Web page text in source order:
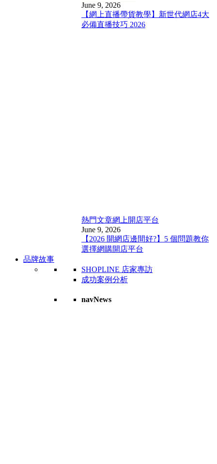
June 9, 2026
【網上直播帶貨教學】新世代網店4大
必備直播技巧 2026
熱門文章網上開店平台
June 9, 2026
【2026 開網店邊間好?】5 個問題教你
選擇網購開店平台
品牌故事
SHOPLINE 店家專訪
成功案例分析
navNews